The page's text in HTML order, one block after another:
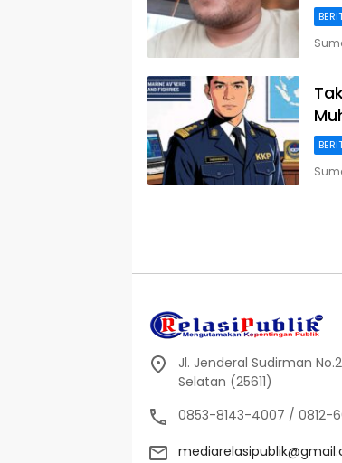
Jl. Jenderal Sudirman
Selatan (25611)
0853-8143-4007 / 0812-